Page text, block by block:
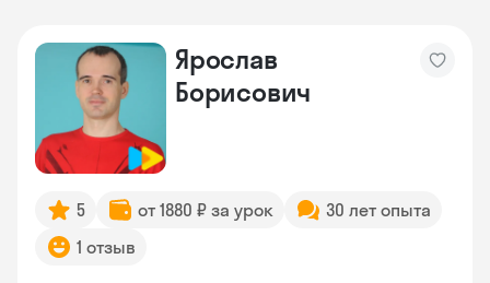
Ярослав
Борисович
5 от 1880 ₽ за урок
30 лет опыта
1 отзыв